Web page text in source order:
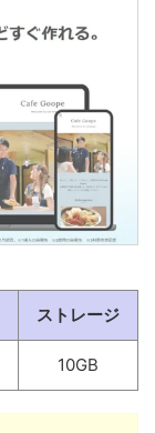
ストレージ
10GB